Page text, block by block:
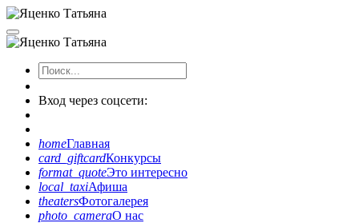
Вход через соцсети:
homeГлавная
card_giftcardКонкурсы
format_quoteЭто интересно
local_taxiАфиша
theatersФотогалерея
photo_cameraО нас